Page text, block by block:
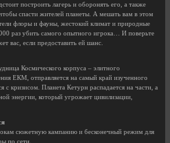
построить лагерь и оборонять его, а также
спасти жителей планеты. А мешать вам в этом
флоры и фауны, жестокий климат и природные
раз убить самого опытного игрока… И поверьте
вас, если предоставить ей шанс.
Космического корпуса – элитного
ЕКМ, отправляется на самый край изученного
с кризисом. Планета Кетурн распадается на части, а
энергии, который угрожает цивилизации,
сюжетную кампанию и бесконечный режим для